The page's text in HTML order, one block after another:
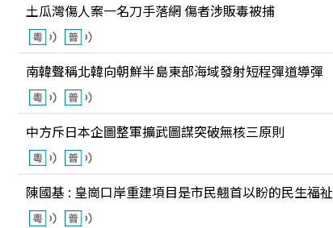
土瓜灣傷人案一名刀手落網 傷者涉販毒被捕
南韓聲稱北韓向朝鮮半島東部海域發射短程彈道導彈
中方斥日本企圖整軍擴武圖謀突破無核三原則
陳國基 : 皇崗口岸重建項目是市民翹首以盼的民生福祉